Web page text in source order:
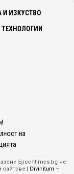
И ИЗКУСТВО
ТЕХНОЛОГИИ
на
Epochtimes.bg не
|
Divinitum –